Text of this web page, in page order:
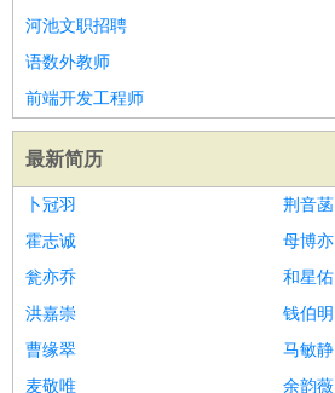
河池文职招聘
语数外教师
前端开发工程师
最新简历
卜冠羽
荆音菡
霍志诚
母博亦
瓮亦乔
和星佑
洪嘉崇
钱伯明
曹缘翠
马敏静
麦敬唯
余韵薇